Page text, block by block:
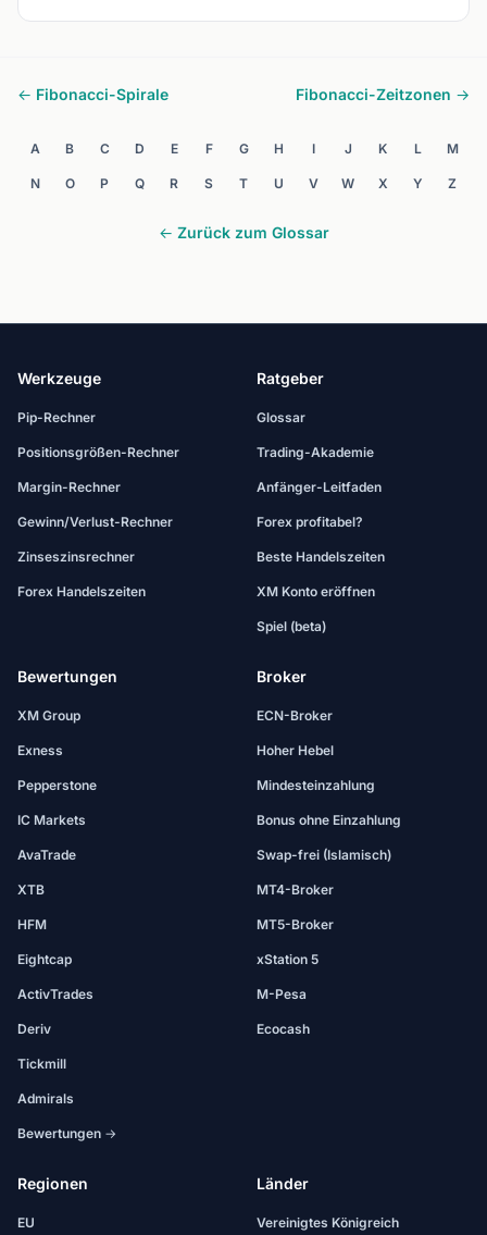
← Fibonacci-Spirale Fibonacci-Zeitzonen →
A B C D E F G H I J K L M
N O P Q R S T U V W X Y Z
← Zurück zum Glossar
Werkzeuge
Pip-Rechner
Positionsgrößen-Rechner
Margin-Rechner
Gewinn/Verlust-Rechner
Zinseszinsrechner
Forex Handelszeiten
Ratgeber
Glossar
Trading-Akademie
Anfänger-Leitfaden
Forex profitabel?
Beste Handelszeiten
XM Konto eröffnen
Spiel (beta)
Bewertungen
XM Group
Exness
Pepperstone
IC Markets
AvaTrade
XTB
HFM
Eightcap
ActivTrades
Deriv
Tickmill
Admirals
Bewertungen →
Broker
ECN-Broker
Hoher Hebel
Mindesteinzahlung
Bonus ohne Einzahlung
Swap-frei (Islamisch)
MT4-Broker
MT5-Broker
xStation 5
M-Pesa
Ecocash
Regionen
EU
Länder
Vereinigtes Königreich